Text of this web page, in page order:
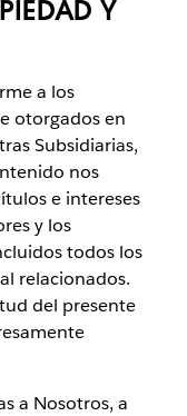
Y
a los
otorgados en
Subsidiarias,
nos
e intereses
y los
todos los
relacionados.
del presente
a Nosotros, a